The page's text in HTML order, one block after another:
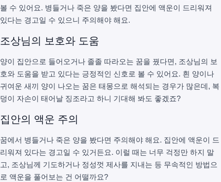
볼 수 있어요. 병들거나 죽은 양을 봤다면 집안에 액운이 드리워져
있다는 경고일 수 있으니 주의해야 해요.
조상님의 보호와 도움
양이 집안으로 들어오거나 졸졸 따라오는 꿈을 꿨다면, 조상님의 보
호와 도움을 받고 있다는 긍정적인 신호로 볼 수 있어요. 흰 양이나
귀여운 새끼 양이 나오는 꿈은 태몽으로 해석되는 경우가 많은데, 복
덩이 자손이 태어날 징조라고 하니 기대해 봐도 좋겠죠?
집안의 액운 주의
꿈에서 병들거나 죽은 양을 봤다면 주의해야 해요. 집안에 액운이 드
리워져 있다는 경고일 수 있거든요. 이럴 때는 너무 걱정만 하지 말
고, 조상님께 기도하거나 정성껏 제사를 지내는 등 무속적인 방법으
로 액운을 풀어보는 건 어떨까요?